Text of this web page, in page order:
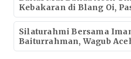
Kebakaran di Blang Oi,
Mendapat Dukungan
Silaturahmi Bersama
Baiturrahman, Wagub
Sinergi dengan Ulama